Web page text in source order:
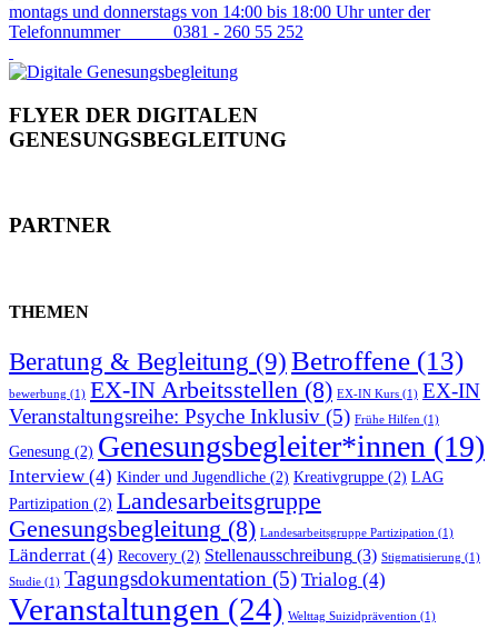
montags und donnerstags von 14:00 bis 18:00 Uhr unter der
Telefonnummer 0381 - 260 55 252
FLYER DER DIGITALEN
GENESUNGSBEGLEITUNG
PARTNER
THEMEN
Beratung & Begleitung (9) Betroffene (13)
bewerbung (1) EX-IN Arbeitsstellen (8) EX-IN Kurs (1) EX-IN
Veranstaltungsreihe: Psyche Inklusiv (5) Frühe Hilfen (1)
Genesung (2) Genesungsbegleiter*innen (19)
Interview (4) Kinder und Jugendliche (2) Kreativgruppe (2) LAG
Partizipation (2) Landesarbeitsgruppe
Genesungsbegleitung (8) Landesarbeitsgruppe Partizipation (1)
Länderrat (4) Recovery (2) Stellenausschreibung (3) Stigmatisierung (1)
Studie (1) Tagungsdokumentation (5) Trialog (4)
Veranstaltungen (24) Welttag Suizidprävention (1)